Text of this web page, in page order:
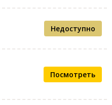
Недоступно
Посмотреть